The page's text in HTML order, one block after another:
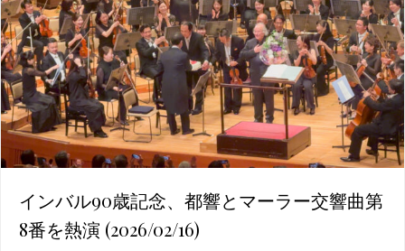
インバル90歳記念、都響とマーラー交響曲第
8番を熱演 (2026/02/16)